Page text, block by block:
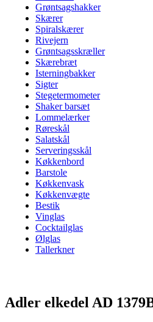
Grøntsagshakker
Skærer
Spiralskærer
Rivejern
Grøntsagsskræller
Skærebræt
Isterningbakker
Sigter
Stegetermometer
Shaker barsæt
Lommelærker
Røreskål
Salatskål
Serveringsskål
Køkkenbord
Barstole
Køkkenvask
Køkkenvægte
Bestik
Vinglas
Cocktailglas
Ølglas
Tallerkner
Adler elkedel AD